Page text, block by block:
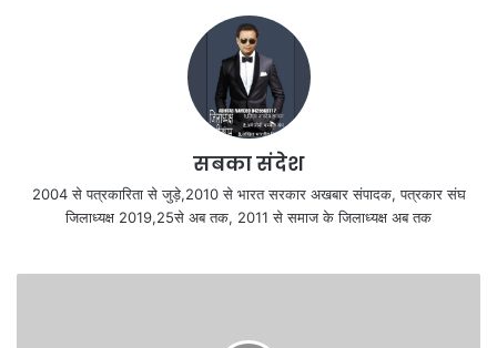
सबका संदेश
2004 से पत्रकारिता से जुड़े,2010 से भारत सरकार अखबार संपादक, पत्रकार संघ
जिलाध्यक्ष 2019,25से अब तक, 2011 से समाज के जिलाध्यक्ष अब तक